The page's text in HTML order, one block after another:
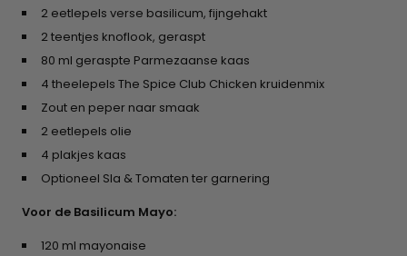
2 eetlepels verse basilicum, fijngehakt
2 teentjes knoflook, geraspt
80 ml geraspte Parmezaanse kaas
4 theelepels The Spice Club Chicken kruidenmix
Zout en peper naar smaak
2 eetlepels olie
4 plakjes kaas
Optioneel Sla & Tomaten ter garnering
Voor de Basilicum Mayo:
120 ml mayonaise